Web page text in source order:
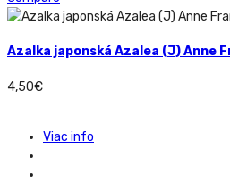
Azalka japonská Azalea (J) Anne
4,50€
Viac info